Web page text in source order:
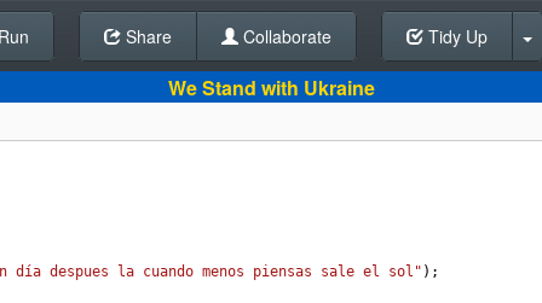
Back To Editor
Share Collaborate Tidy Up
We Stand with Ukraine
día despues la cuando menos piensas sale el sol" );